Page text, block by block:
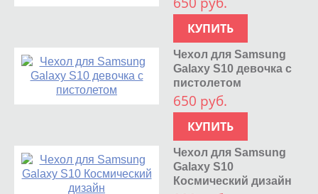
КУПИТЬ
Чехол для Samsung
Galaxy S10 девочка с
пистолетом
650 руб.
КУПИТЬ
Чехол для Samsung
Galaxy S10
Космический дизайн